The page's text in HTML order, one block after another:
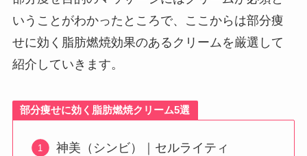
いうことがわかったところで、ここからは部分痩
せに効く脂肪燃焼効果のあるクリームを厳選して
紹介していきます。
部分痩せに効く脂肪燃焼クリーム5選
神美（シンビ）｜セルライティ